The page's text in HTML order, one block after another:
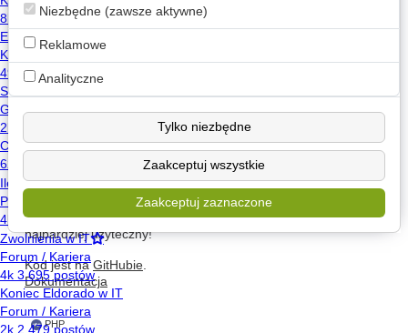
podejściem hierarchicznym do pobierania danych.
StormQueries oferuje:
danych
Brak potrzeby konfiguracji
Rozwiązania braków znanych z Doctrine/Propel
Kod znajdziecie na GitHubie, a dokumentacja powinna
pomóc w szybkim starcie.
Będę wdzięczny za wszelkie uwagi, pomysły lub
sugestie — zależy mi na tym, by StormQueries był jak
najbardziej użyteczny!
Kod jest naGitHubie.
Dokumentacja
PHP
Niezbędne (zawsze aktywne)
Reklamowe
Analityczne
Tylko niezbędne
Zaakceptuj wszystkie
Zaakceptuj zaznaczone